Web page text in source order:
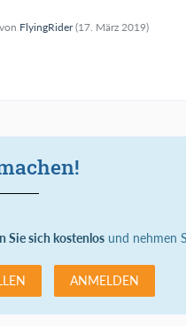
FlyingRider(17. März 2019)
Sie sich kostenlosund nehmen
ANMELDEN